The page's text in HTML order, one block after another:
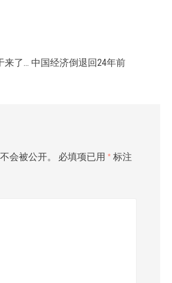
来了… 中国经济倒退回24年前
会被公开。 必填项已用 * 标注